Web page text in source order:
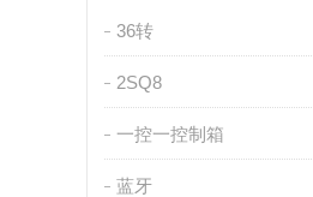
36转
2SQ8
一控一控制箱
蓝牙